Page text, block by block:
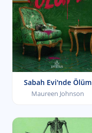
Sabah Evi'nde Ölüm
Maureen Johnson